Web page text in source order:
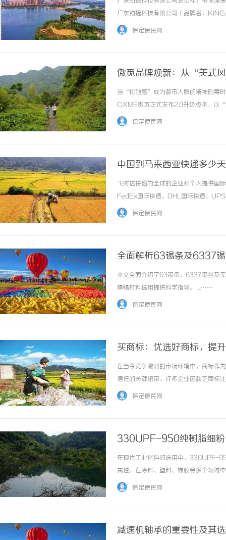
广东劲捷科技有限公司（品牌名：
义它，已经远远不够。经过二十余年的
保定便民网
傲觅品牌焕新：从“美式
当“松弛感”成为都市人群的精神刚需
OXME傲觅正式发布2.0升级版本，以“
次迭代，更是一次对当代居住美学的深
保定便民网
中国到马来西亚快递多少
递官网
飞时达快递为全球的企业和个人提供国
FedEx国际快递、DHL国际快递、
务。欧洲.美洲.非洲.东南亚促销价格
保定便民网
全面解析63锡条及6337
本文全面介绍了63锡条、6337锡丝及
焊锡材料选用提供科学指导。 ...……
保定便民网
买商标：优选好商标，提
在当今竞争激烈的市场环境中，商标作
信任的关键纽带。许多企业因缺乏商标
出真正符合品牌调性、具备市场价值的
保定便民网
330UPF-950纯树脂细粉
在现代工业材料的选用中，330UPF-
属性，在涂料、塑料、橡胶等多个领
领域以及未来的发展趋势。1.什么是
保定便民网
减速机轴承的重要性及其